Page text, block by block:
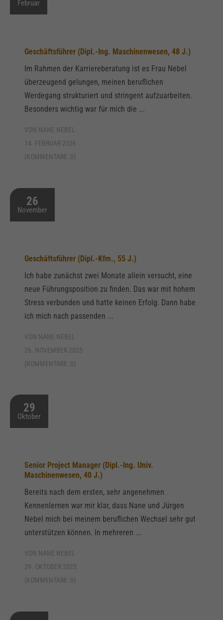
Februar
Geschäftsführer (Dipl.-Ing. Maschinenwesen, 48 J.)
Im Rahmen der Karriereberatung ist es Frau Nebel
überzeugend gelungen, meinen beruflichen
Werdegang strukturiert und stringent aufzuarbeiten.
Besonders wichtig war für mich die ...
VON NANE NEBEL
14. FEBRUAR 2026
(KOMMENTARE: 0)
26
November
Geschäftsführer (Dipl.-Kfm., 55 J.)
Ich habe zunächst zwei Monate allein versucht, eine
neue Führungsposition zu finden. Das war mit hohem
Stress verbunden und hatte keinen Erfolg. Dann habe
ich mich nach passenden ...
VON NANE NEBEL
26. NOVEMBER 2025
(KOMMENTARE: 0)
29
Oktober
Senior Project Manager (Dipl.-Ing. Univ.
Maschinenwesen, 40 J.)
Bereits nach dem ersten, sehr angenehmen
Kennenlernen war mir klar, dass Nane und Jürgen
Nebel mich bei meinem beruflichen Wechsel sehr gut
unterstützen können. In mehreren ...
VON NANE NEBEL
29. OKTOBER 2025
(KOMMENTARE: 0)